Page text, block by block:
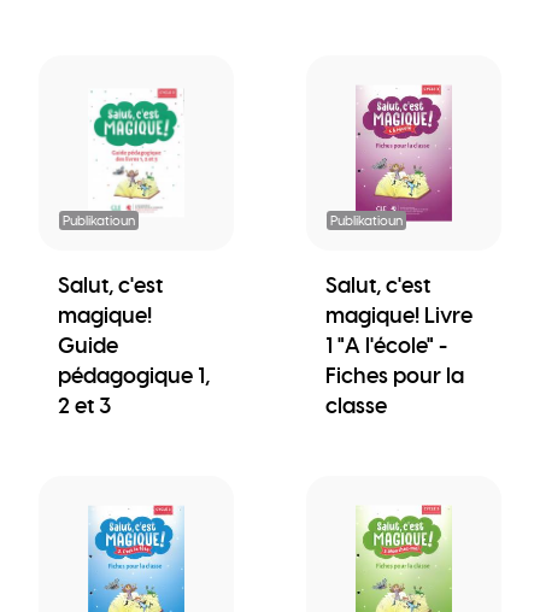
Publikatioun
Salut, c'est
magique!
Guide
pédagogique 1,
2 et 3
Publikatioun
Salut, c'est
magique! Livre
1 "A l'école" -
Fiches pour la
classe